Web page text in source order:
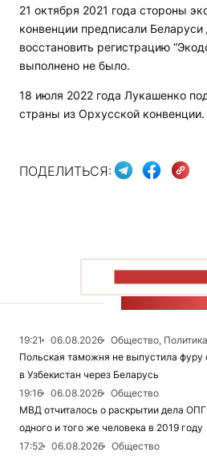
21 октября 2021 года стороны
конвенции предписали Беларуси
восстановить регистрацию
выполнено не было.
18 июля 2022 года Лукашенко
страны из Орхусской конвенции.
ПОДЕЛИТЬСЯ:
19:21 06.08.2026
Общество,
Польская таможня не выпустила
в Узбекистан через Беларусь
19:16
06.08.2026
Общество
МВД отчиталось о раскрытии дела
одного и того же человека в 2019 году
17:52
06.08.2026
Общество